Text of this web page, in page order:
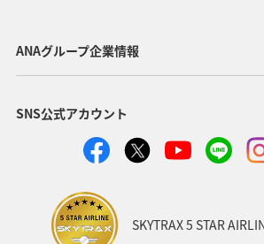
歴史・文化・芸術 温泉 冬
韓国 秋
マイルを使う 兵庫県 年末年始
関西地方
ANAグループ企業情報
SNS公式アカウント
SKYTRAX 5 STAR